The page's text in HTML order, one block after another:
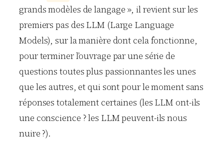
grands modèles de langage », il revient sur les
premiers pas des LLM (Large Language
Models), sur la manière dont cela fonctionne,
pour terminer l’ouvrage par une série de
questions toutes plus passionnantes les unes
que les autres, et qui sont pour le moment sans
réponses totalement certaines (les LLM ont-ils
une conscience ? les LLM peuvent-ils nous
nuire ?).